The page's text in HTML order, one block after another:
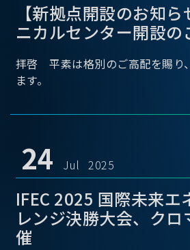
【新拠点開設のお知
ニカルセンター開設の
拝啓 平素は格別のご高配を賜り
ます。
24 Jul 2025
IFEC 2025 国際未来エ
レンジ決勝大会、ク
催